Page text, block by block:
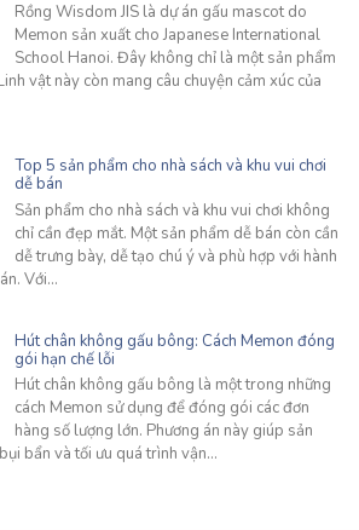
Rồng Wisdom JIS là dự án gấu mascot do
Memon sản xuất cho Japanese International
School Hanoi. Đây không chỉ là một sản phẩm
vật này còn mang câu chuyện cảm xúc của
Top 5 sản phẩm cho nhà sách và khu vui chơi
dễ bán
Sản phẩm cho nhà sách và khu vui chơi không
chỉ cần đẹp mắt. Một sản phẩm dễ bán còn cần
dễ trưng bày, dễ tạo chú ý và phù hợp với hành
Với…
Hút chân không gấu bông: Cách Memon đóng
gói hạn chế lỗi
Hút chân không gấu bông là một trong những
cách Memon sử dụng để đóng gói các đơn
hàng số lượng lớn. Phương án này giúp sản
bẩn và tối ưu quá trình vận…